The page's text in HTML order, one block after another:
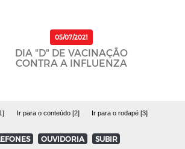
05/07/2021
DIA "D" DE VACINAÇÃO
CONTRA A INFLUENZA
Ir para o conteúdo [2] Ir para o rodapé [3]
OUVIDORIA SUBIR